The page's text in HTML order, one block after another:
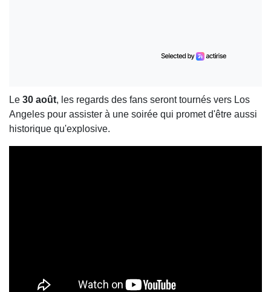
Le 30 août, les regards des fans seront tournés vers Los
Angeles pour assister à une soirée qui promet d'être aussi
historique qu'explosive.